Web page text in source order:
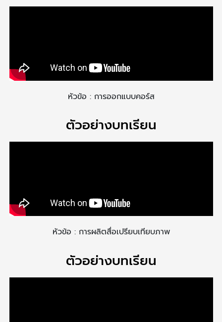
หัวข้อ : การออกแบบคอร์ส
ตัวอย่างบทเรียน​
หัวข้อ : การผลิตสื่อเปรียบเทียบภาพ
ตัวอย่างบทเรียน​